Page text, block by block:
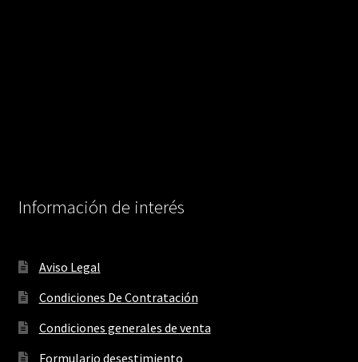
Información de interés
Aviso Legal
Condiciones De Contratación
Condiciones generales de venta
Formulario desestimiento